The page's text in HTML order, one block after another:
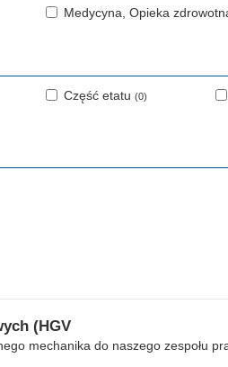
Medycyna, Opieka
Część etatu(0)
(HGV
mechanika do naszego zespołu